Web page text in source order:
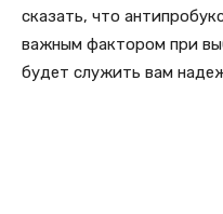
сказать, что
важным фактором при
будет служить вам